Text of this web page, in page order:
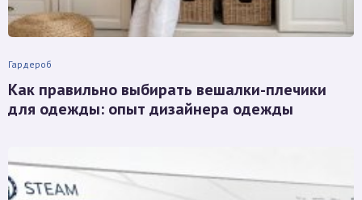
Гардероб
Как правильно выбирать вешалки-плечики
для одежды: опыт дизайнера одежды